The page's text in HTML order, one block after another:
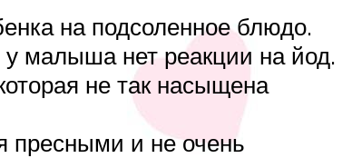
на подсоленное блюдо.
малыша нет реакции на йод.
не так насыщена
пресными и не очень